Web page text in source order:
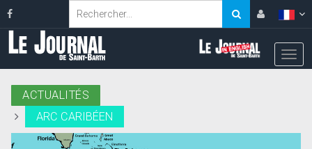
ACTUALITÉS
ARC CARIBÉEN